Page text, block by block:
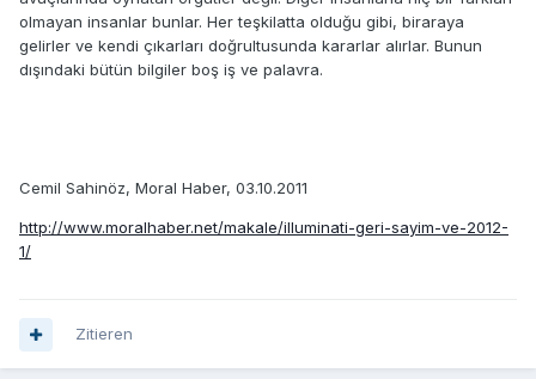
olmayan insanlar bunlar. Her teşkilatta olduğu gibi, biraraya
gelirler ve kendi çıkarları doğrultusunda kararlar alırlar. Bunun
dışındaki bütün bilgiler boş iş ve palavra.
Cemil Sahinöz, Moral Haber, 03.10.2011
http://www.moralhaber.net/makale/illuminati-geri-sayim-ve-2012-
1/
Zitieren